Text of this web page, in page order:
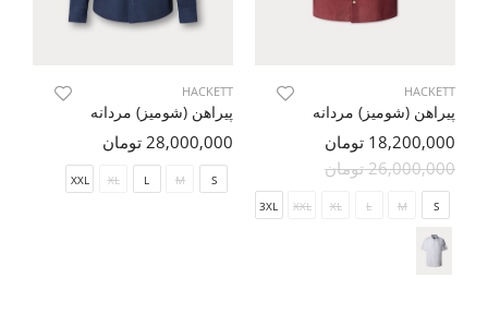
HACKETT
پیراهن (شومیز) مردانه
18,200,000 تومان
26,000,000 تومان
S
M
L
XL
XXL
3XL
HACKETT
پیراهن (شومیز) مردانه
28,000,000 تومان
S
M
L
XL
XXL